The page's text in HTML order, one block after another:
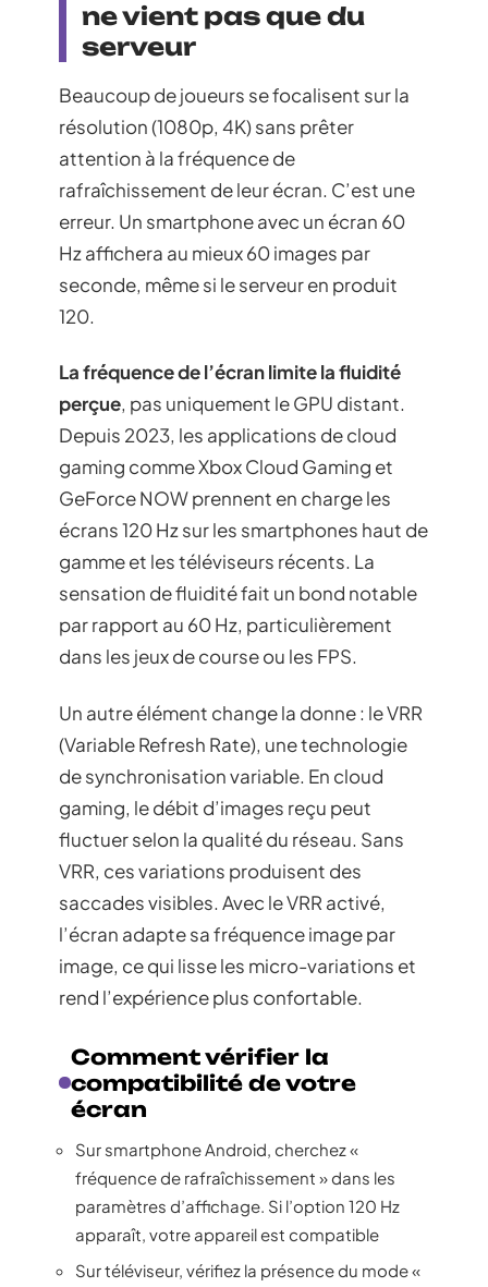
ne vient pas que du
serveur
Beaucoup de joueurs se focalisent sur la
résolution (1080p, 4K) sans prêter
attention à la fréquence de
rafraîchissement de leur écran. C’est une
erreur. Un smartphone avec un écran 60
Hz affichera au mieux 60 images par
seconde, même si le serveur en produit
120.
La fréquence de l’écran limite la fluidité
perçue, pas uniquement le GPU distant.
Depuis 2023, les applications de cloud
gaming comme Xbox Cloud Gaming et
GeForce NOW prennent en charge les
écrans 120 Hz sur les smartphones haut de
gamme et les téléviseurs récents. La
sensation de fluidité fait un bond notable
par rapport au 60 Hz, particulièrement
dans les jeux de course ou les FPS.
Un autre élément change la donne : le VRR
(Variable Refresh Rate), une technologie
de synchronisation variable. En cloud
gaming, le débit d’images reçu peut
fluctuer selon la qualité du réseau. Sans
VRR, ces variations produisent des
saccades visibles. Avec le VRR activé,
l’écran adapte sa fréquence image par
image, ce qui lisse les micro-variations et
rend l’expérience plus confortable.
Comment vérifier la
compatibilité de votre
écran
Sur smartphone Android, cherchez «
fréquence de rafraîchissement » dans les
paramètres d’affichage. Si l’option 120 Hz
apparaît, votre appareil est compatible
Sur téléviseur, vérifiez la présence du mode «